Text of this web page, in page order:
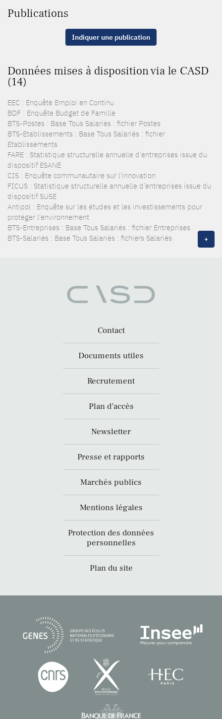
Publications
Indiquer une publication
Données mises à disposition via le CASD
(14)
EEC : Enquête Emploi en Continu
BDF : Enquête Budget de Famille
BTS-Postes : Base Tous Salariés : fichier Postes
BTS-Etablissements : Base Tous Salariés : fichier
Etablissements
FARE : Statistique structurelle annuelle d’entreprises issue du
dispositif ESANE
CIS : Enquête communautaire sur l'innovation
FICUS : Statistique structurelle annuelle d’entreprises issue du
dispositif SUSE
Antipol : Enquête sur les études et les investissements pour
protéger l'environnement
BTS-Entreprises : Base Tous Salariés : fichier Entreprises
BTS-Salariés : Base Tous Salariés : fichiers Salariés
+
Contact
Documents utiles
Recrutement
Plan d’accès
Newsletter
Presse et rapports
Marchés publics
Mentions légales
Protection des données
personnelles
Plan du site